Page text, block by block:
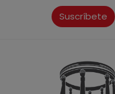
Suscríbete